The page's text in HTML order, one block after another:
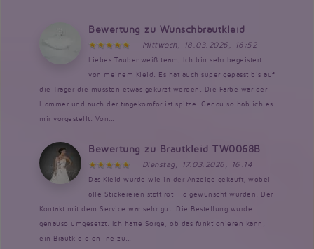
Bewertung zu Wunschbrautkleid
Mittwoch, 18.03.2026, 16:52
Liebes Taubenweiß team, Ich bin sehr begeistert
von meinem Kleid. Es hat auch super gepasst bis auf
die Träger die mussten etwas gekürzt werden. Die Farbe war der
Hammer und auch der tragekomfor ist spitze. Genau so hab ich es
mir vorgestellt. Von...
Bewertung zu Brautkleid TW0068B
Dienstag, 17.03.2026, 16:14
Das Kleid wurde wie in der Anzeige gekauft, wobei
alle Stickereien statt rot lila gewünscht wurden. Der
Kontakt mit dem Service war sehr gut. Die Bestellung wurde
genauso umgesetzt. Ich hatte Sorge, ob das funktionieren kann,
ein Brautkleid online zu...